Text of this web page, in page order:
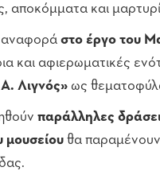
αποκόμματα και
αναφορά στο έργο του
αφιερωματικές
Λιγνός» ως
παράλληλες
μουσείου θα παραμένουν